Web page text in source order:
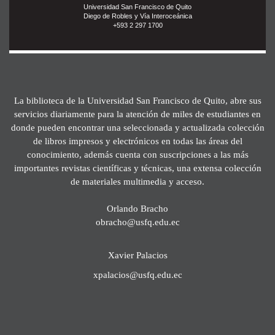
Universidad San Francisco de Quito
Diego de Robles y Vía Interoceánica
+593 2 297 1700
La biblioteca de la Universidad San Francisco de Quito, abre sus
servicios diariamente para la atención de miles de estudiantes en
donde pueden encontrar una seleccionada y actualizada colección
de libros impresos y electrónicos en todas las áreas del
conocimiento, además cuenta con suscripciones a las más
importantes revistas científicas y técnicas, una extensa colección
de materiales multimedia y acceso.
Orlando Bracho
obracho@usfq.edu.ec
Xavier Palacios
xpalacios@usfq.edu.ec